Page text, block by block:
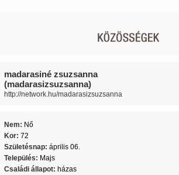
madarasiné zsuzsanna
(madarasizsuzsanna)
http://network.hu/madarasizsuzsanna
Nem: Nő
Kor: 72
Születésnap: április 06.
Település: Majs
Családi állapot: házas